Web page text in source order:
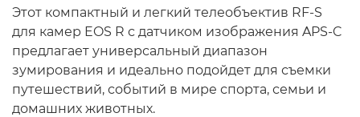
Этот компактный и легкий телеобъектив RF-S
для камер EOS R с датчиком изображения APS-C
предлагает универсальный диапазон
зумирования и идеально подойдет для съемки
путешествий, событий в мире спорта, семьи и
домашних животных.